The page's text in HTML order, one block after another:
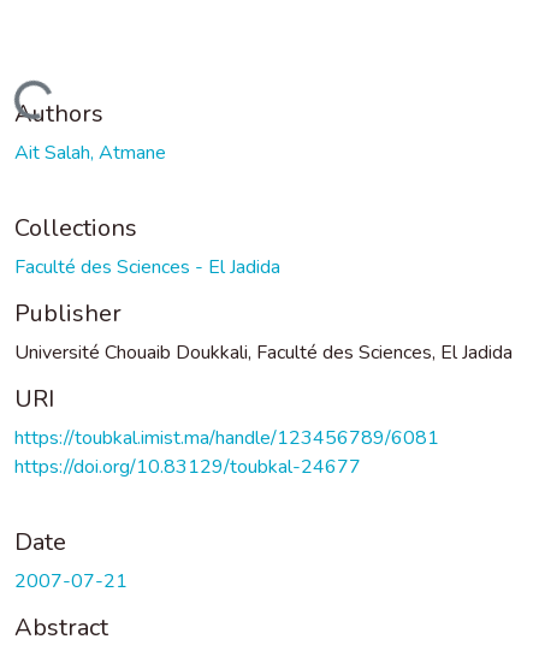
Authors
Ait Salah, Atmane
Collections
Faculté des Sciences - El Jadida
Publisher
Université Chouaib Doukkali, Faculté des Sciences, El Jadida
URI
https://toubkal.imist.ma/handle/123456789/6081
https://doi.org/10.83129/toubkal-24677
Date
2007-07-21
Abstract